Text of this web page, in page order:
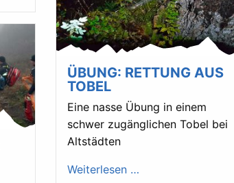
ÜBUNG: RETTUNG AUS
TOBEL
Eine nasse Übung in einem
schwer zugänglichen Tobel bei
Altstädten
Weiterlesen …